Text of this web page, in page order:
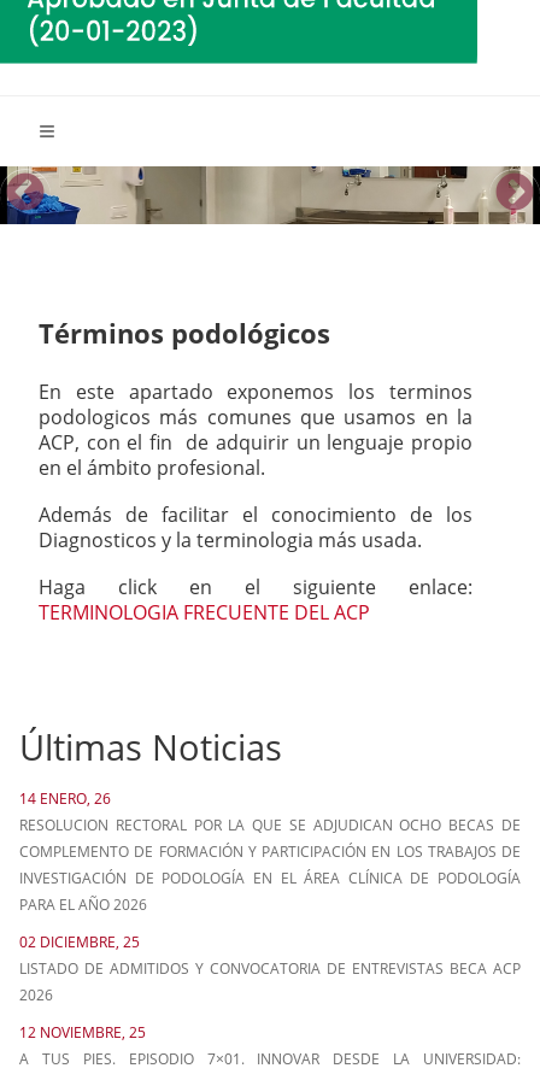
Términos podológicos
En este apartado exponemos los terminos
podologicos más comunes que usamos en la
ACP, con el fin de adquirir un lenguaje propio
en el ámbito profesional.
Además de facilitar el conocimiento de los
Diagnosticos y la terminologia más usada.
Haga click en el siguiente enlace:
TERMINOLOGIA FRECUENTE DEL ACP
Últimas Noticias
14 ENERO, 26
RESOLUCION RECTORAL POR LA QUE SE ADJUDICAN OCHO BECAS DE
COMPLEMENTO DE FORMACIÓN Y PARTICIPACIÓN EN LOS TRABAJOS DE
INVESTIGACIÓN DE PODOLOGÍA EN EL ÁREA CLÍNICA DE PODOLOGÍA
PARA EL AÑO 2026
02 DICIEMBRE, 25
LISTADO DE ADMITIDOS Y CONVOCATORIA DE ENTREVISTAS BECA ACP
2026
12 NOVIEMBRE, 25
A TUS PIES. EPISODIO 7×01. INNOVAR DESDE LA UNIVERSIDAD: